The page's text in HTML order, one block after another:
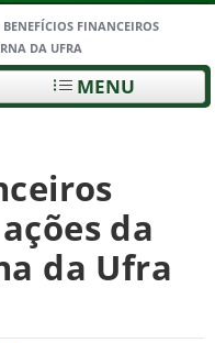
BENEFÍCIOS FINANCEIROS
DA UFRA
MENU
da
da Ufra